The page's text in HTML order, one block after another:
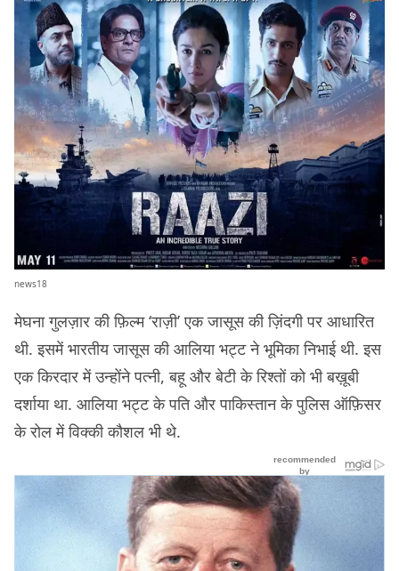
news18
मेघना गुलज़ार की फ़िल्म ‘राज़ी’ एक जासूस की ज़िंदगी पर आधारित
थी. इसमें भारतीय जासूस की आलिया भट्ट ने भूमिका निभाई थी. इस
एक किरदार में उन्होंने पत्नी, बहू और बेटी के रिश्तों को भी बख़ूबी
दर्शाया था. आलिया भट्ट के पति और पाकिस्तान के पुलिस ऑफ़िसर
के रोल में विक्की कौशल भी थे.